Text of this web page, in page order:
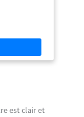
plateaux de
180 x 80 cm est
à l'usure, à la
font partie des
Grâce à des
est clair et